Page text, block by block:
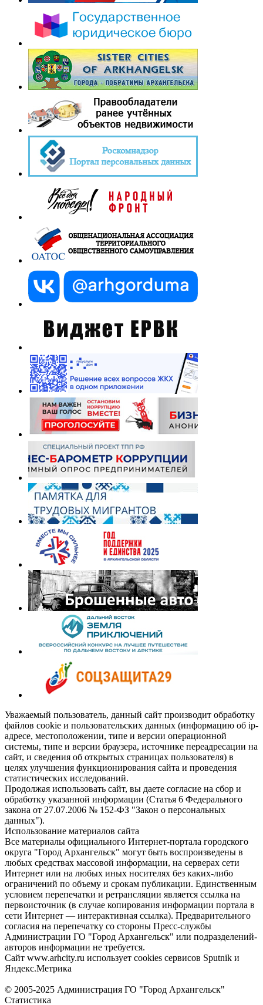
Уважаемый пользователь, данный сайт производит обработку
файлов cookie и пользовательских данных (информацию об ip-
адресе, местоположении, типе и версии операционной
системы, типе и версии браузера, источнике переадресации на
сайт, и сведения об открытых страницах пользователя) в
целях улучшения функционирования сайта и проведения
статистических исследований.
Продолжая использовать сайт, вы даете согласие на сбор и
обработку указанной информации (Статья 6 Федерального
закона от 27.07.2006 № 152-ФЗ "Закон о персональных
данных").
Использование материалов сайта
Все материалы официального Интернет-портала городского
округа "Город Архангельск" могут быть воспроизведены в
любых средствах массовой информации, на серверах сети
Интернет или на любых иных носителях без каких-либо
ограничений по объему и срокам публикации. Единственным
условием перепечатки и ретрансляции является ссылка на
первоисточник (в случае копирования информации портала в
сети Интернет — интерактивная ссылка). Предварительного
согласия на перепечатку со стороны Пресс-службы
Администрации ГО "Город Архангельск" или подразделений-
авторов информации не требуется.
Сайт www.arhcity.ru использует cookies сервисов Sputnik и
Яндекс.Метрика
© 2005-2025 Администрация ГО "Город Архангельск"
Статистика